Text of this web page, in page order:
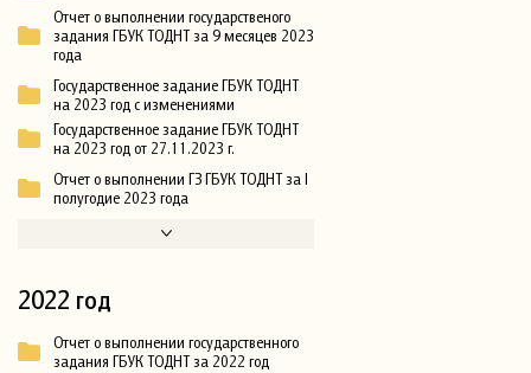
Отчет о выполнении государственого
задания ГБУК ТОДНТ за 9 месяцев 2023
года
Государственное задание ГБУК ТОДНТ
на 2023 год с изменениями
Государственное задание ГБУК ТОДНТ
на 2023 год от 27.11.2023 г.
Отчет о выполнении ГЗ ГБУК ТОДНТ за I
полугодие 2023 года
2022 год
Отчет о выполнении государственного
задания ГБУК ТОДНТ за 2022 год